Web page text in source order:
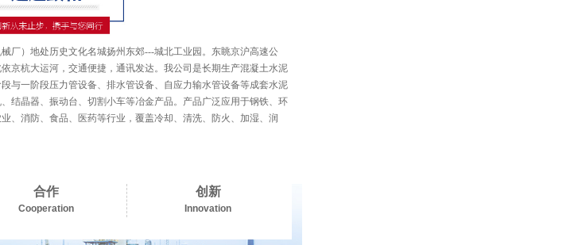
厂）地处历史文化名城扬州东郊---城北工业园。东眺京沪高速公
京杭大运河，交通便捷，通讯发达。我公司是长期生产混凝土水泥
与一阶段压力管设备、排水管设备、自应力输水管设备等成套水泥
结晶器、振动台、切割小车等冶金产品。产品广泛应用于钢铁、环
、消防、食品、医药等行业，覆盖冷却、清洗、防火、加湿、润
合作
Cooperation
创新
Innovation